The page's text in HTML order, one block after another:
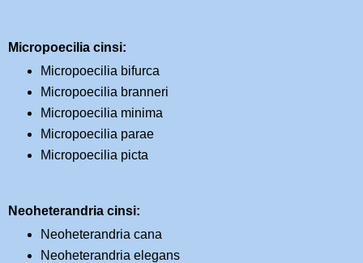
Micropoecilia cinsi:
Micropoecilia bifurca
Micropoecilia branneri
Micropoecilia minima
Micropoecilia parae
Micropoecilia picta
Neoheterandria cinsi:
Neoheterandria cana
Neoheterandria elegans